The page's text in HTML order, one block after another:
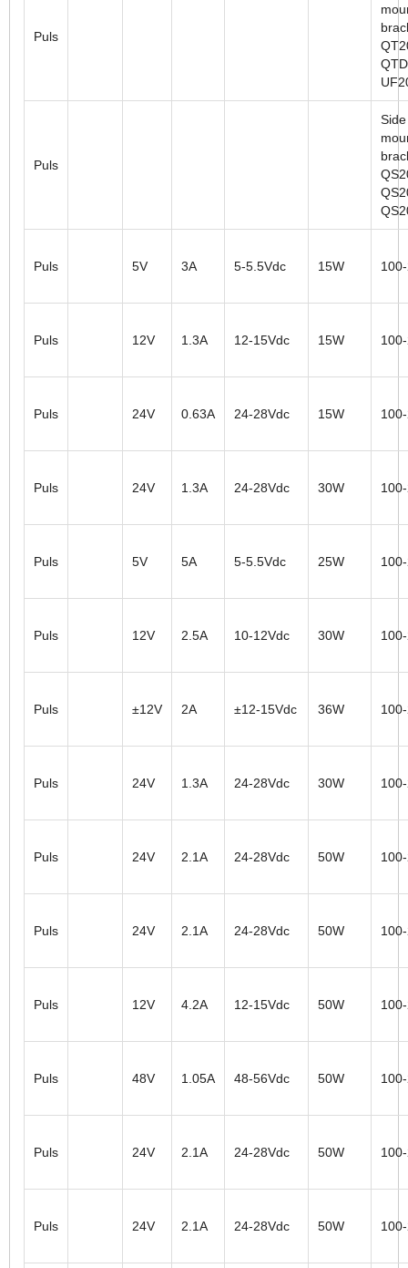
Puls
Puls
Side
Puls 5V 3A 5-5.5Vdc 15W
Puls 12V 1.3A 12-15Vdc 15W
Puls 24V 0.63A 24-28Vdc 15W
Puls 24V 1.3A 24-28Vdc 30W
Puls 5V 5A 5-5.5Vdc 25W
Puls 12V 2.5A 10-12Vdc 30W
Puls ±12V 2A ±12-15Vdc 36W
Puls 24V 1.3A 24-28Vdc 30W
Puls 24V 2.1A 24-28Vdc 50W
Puls 24V 2.1A 24-28Vdc 50W
Puls 12V 4.2A 12-15Vdc 50W
Puls 48V 1.05A 48-56Vdc 50W
Puls 24V 2.1A 24-28Vdc 50W
Puls 24V 2.1A 24-28Vdc 50W